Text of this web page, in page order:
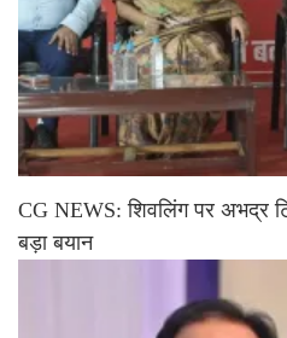
CG NEWS: शिवलिंग पर अभद्र
बड़ा बयान